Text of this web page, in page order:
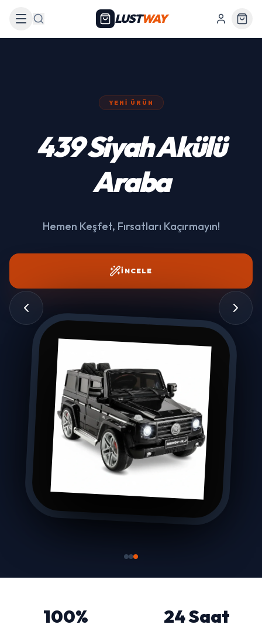
Arama LUSTWAY
YENI ÜRÜN
439 Siyah Akülü
Araba
Hemen Keşfet, Fırsatları Kaçırmayın!
İNCELE
100% 24 Saat